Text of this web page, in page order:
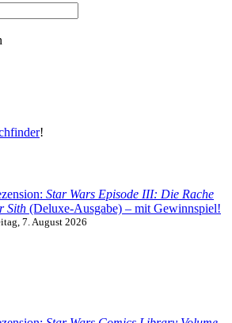
!
Star Wars Episode III: Die Rache
Sith (Deluxe-Ausgabe) – mit Gewinnspiel!
7. August 2026